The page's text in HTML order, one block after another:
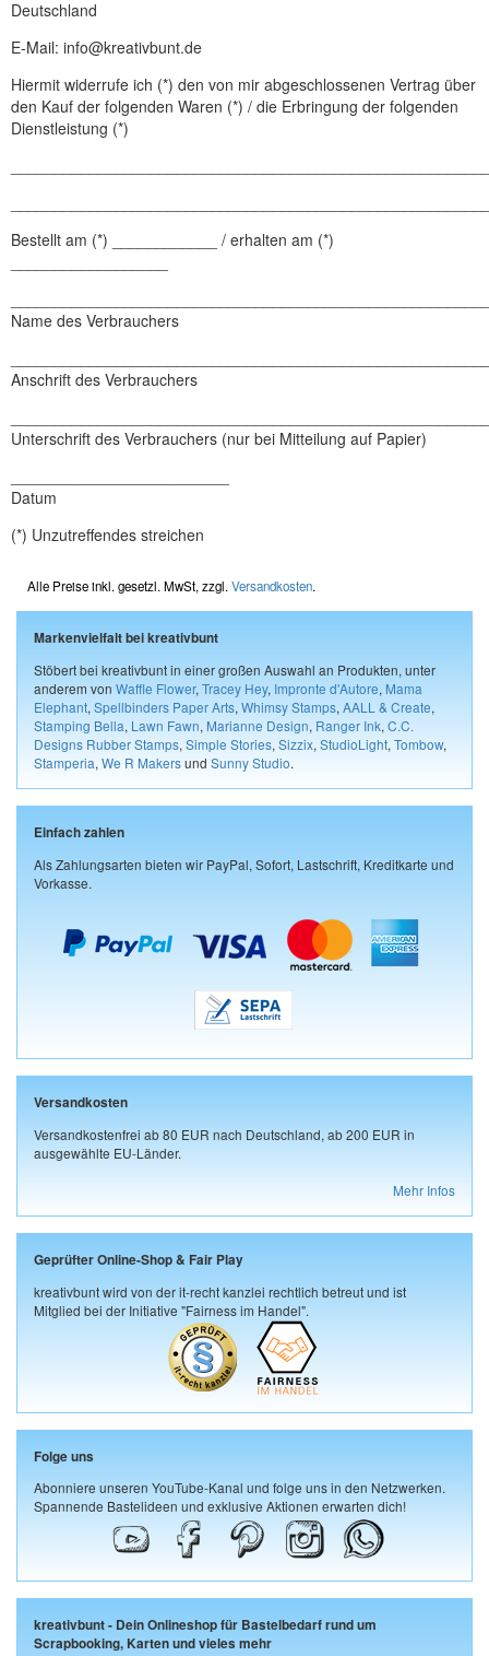
Deutschland
E-Mail: info@kreativbunt.de
Hiermit widerrufe ich (*) den von mir abgeschlossenen Vertrag über
den Kauf der folgenden Waren (*) / die Erbringung der folgenden
Dienstleistung (*)
Bestellt am (*) ____________ / erhalten am (*)
Name des Verbrauchers
Anschrift des Verbrauchers
Unterschrift des Verbrauchers (nur bei Mitteilung auf Papier)
Datum
(*) Unzutreffendes streichen
Alle Preise inkl. gesetzl. MwSt, zzgl. Versandkosten.
Markenvielfalt bei kreativbunt
Stöbert bei kreativbunt in einer großen Auswahl an Produkten, unter
anderem von Waffle Flower, Tracey Hey, Impronte d'Autore, Mama
Elephant, Spellbinders Paper Arts, Whimsy Stamps, AALL & Create,
Stamping Bella, Lawn Fawn, Marianne Design, Ranger Ink, C.C.
Designs Rubber Stamps, Simple Stories, Sizzix, StudioLight, Tombow,
Stamperia, We R Makersund Sunny Studio.
Einfach zahlen
Als Zahlungsarten bieten wir PayPal, Sofort, Lastschrift, Kreditkarte und
Vorkasse.
Versandkosten
Versandkostenfrei ab 80 EUR nach Deutschland, ab 200 EUR in
ausgewählte EU-Länder.
Mehr Infos
Geprüfter Online-Shop & Fair Play
kreativbunt wird von der it-recht kanzlei rechtlich betreut und ist
Mitglied bei der Initiative "Fairness im Handel".
Folge uns
Abonniere unseren YouTube-Kanal und folge uns in den Netzwerken.
Spannende Bastelideen und exklusive Aktionen erwarten dich!
kreativbunt - Dein Onlineshop für Bastelbedarf rund um
Scrapbooking, Karten und vieles mehr